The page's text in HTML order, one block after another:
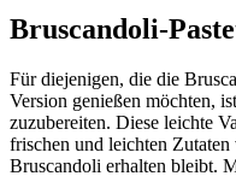
Bruscandoli-
Für diejenigen, die die
Version genießen möchten,
zuzubereiten. Diese leichte
frischen und leichten
Bruscandoli erhalten bleibt.